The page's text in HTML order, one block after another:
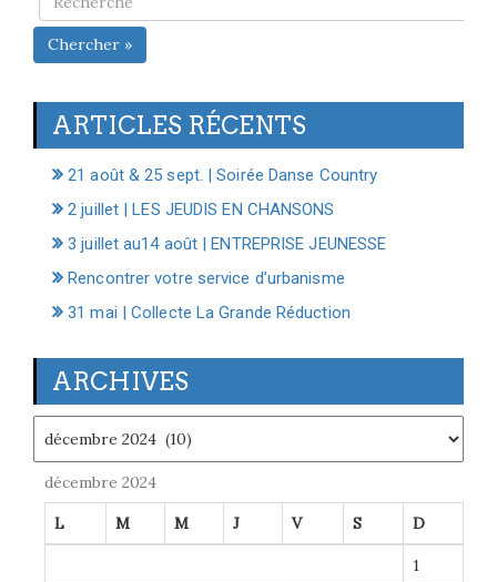
Chercher »
ARTICLES RÉCENTS
21 août & 25 sept. | Soirée Danse Country
2 juillet | LES JEUDIS EN CHANSONS
3 juillet au14 août | ENTREPRISE JEUNESSE
Rencontrer votre service d’urbanisme
31 mai | Collecte La Grande Réduction
ARCHIVES
décembre 2024
L M M J V S D
1